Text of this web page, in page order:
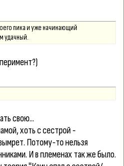
пика и уже начинающий
удачный.
свою...
хоть с сестрой -
Потому-то нельзя
И в племенах так же было.